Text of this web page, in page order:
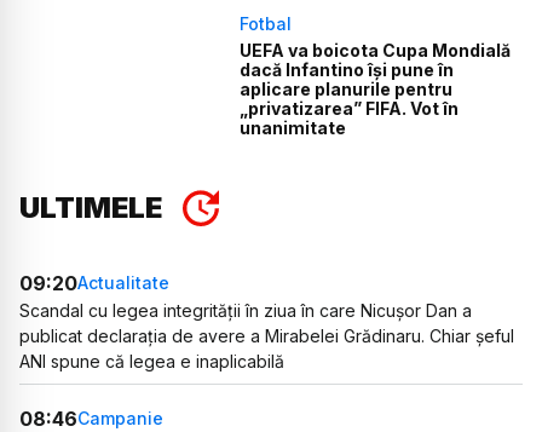
Fotbal
UEFA va boicota Cupa Mondială
dacă Infantino își pune în
aplicare planurile pentru
„privatizarea” FIFA. Vot în
unanimitate
ULTIMELE
09:20Actualitate
Scandal cu legea integrității în ziua în care Nicușor Dan a
publicat declarația de avere a Mirabelei Grădinaru. Chiar șeful
ANI spune că legea e inaplicabilă
08:46Campanie